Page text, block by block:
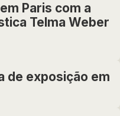
Paris com a
Telma Weber
de exposição em